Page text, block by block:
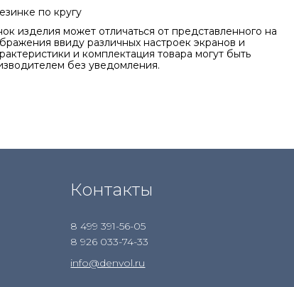
по кругу
изделия может отличаться от представленного на
ввиду различных настроек экранов и
и комплектация товара могут быть
без уведомления.
Контакты
8 499 391-56-05
8 926 033-74-33
info@denvol.ru